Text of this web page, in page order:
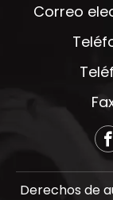
Correo
Derechos de